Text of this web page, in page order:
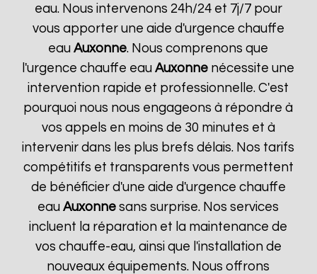
eau. Nous intervenons 24h/24 et 7j/7 pour
vous apporter une aide d'urgence chauffe
eauAuxonne. Nous comprenons que
l'urgence chauffe eauAuxonne nécessite une
intervention rapide et professionnelle. C'est
pourquoi nous nous engageons à répondre à
vos appels en moins de 30 minutes et à
intervenir dans les plus brefs délais. Nos tarifs
compétitifs et transparents vous permettent
de bénéficier d'une aide d'urgence chauffe
eauAuxonne sans surprise. Nos services
incluent la réparation et la maintenance de
vos chauffe-eau, ainsi que l'installation de
nouveaux équipements. Nous offrons